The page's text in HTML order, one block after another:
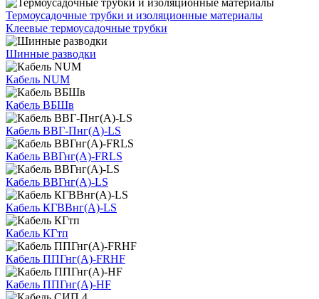
Термоусадочные трубки и изоляционные материалы
Клеевые термоусадочные трубки
Шинные разводки
Кабель NUM
Кабель ВБШв
Кабель ВВГ-Пнг(А)-LS
Кабель ВВГнг(А)-FRLS
Кабель ВВГнг(А)-LS
Кабель КГВВнг(А)-LS
Кабель КГтп
Кабель ППГнг(А)-FRHF
Кабель ППГнг(А)-HF